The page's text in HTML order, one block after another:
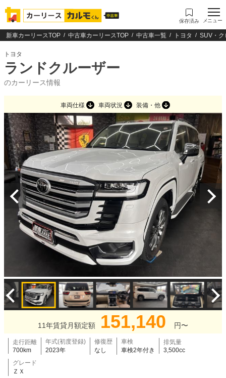
保存済み メニュー
新車カーリースTOP 中古車カーリースTOP 中古車一覧 トヨタ SUV・ク
トヨタ
ランドクルーザー
のカーリース情報
車両仕様 車両状況 装備・他
11年賃貸月額定額 151,140 円〜
走行距離
700km
年式(初度登録)
2023年
修復歴
なし
車検
車検2年付き
排気量
3,500cc
グレード
ＺＸ